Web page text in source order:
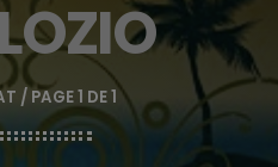
/ PAGE 1 DE 1